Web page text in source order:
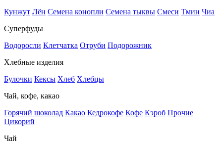
Кунжут Лён Семена конопли Семена тыквы Смеси Тмин Чиа
Суперфуды
Водоросли Клетчатка Отруби Подорожник
Хлебные изделия
Булочки Кексы Хлеб Хлебцы
Чай, кофе, какао
Горячий шоколад Какао Кедрокофе Кофе Кэроб Прочие
Цикорий
Чай